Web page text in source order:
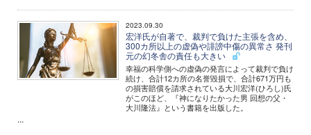
2023.09.30
宏洋氏が自著で、裁判で負けた主張を含め、
300カ所以上の虚偽や誹謗中傷の異常さ 発刊
元の幻冬舎の責任も大きい
幸福の科学側への虚偽の発言によって裁判で負け
続け、合計12カ所の名誉毀損で、合計671万円も
の損害賠償を請求されている大川宏洋(ひろし)氏
がこのほど、『神になりたかった男 回想の父・
大川隆法』という書籍を出版した。
...